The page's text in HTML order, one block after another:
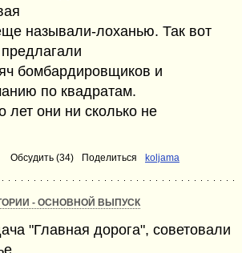
называли-лоханью. Так вот
бомбардировщиков и
по квадратам.
лет они ни сколько не
Обсудить (34) Поделиться koljama
- ОСНОВНОЙ ВЫПУСК
"Главная дорога", советовали